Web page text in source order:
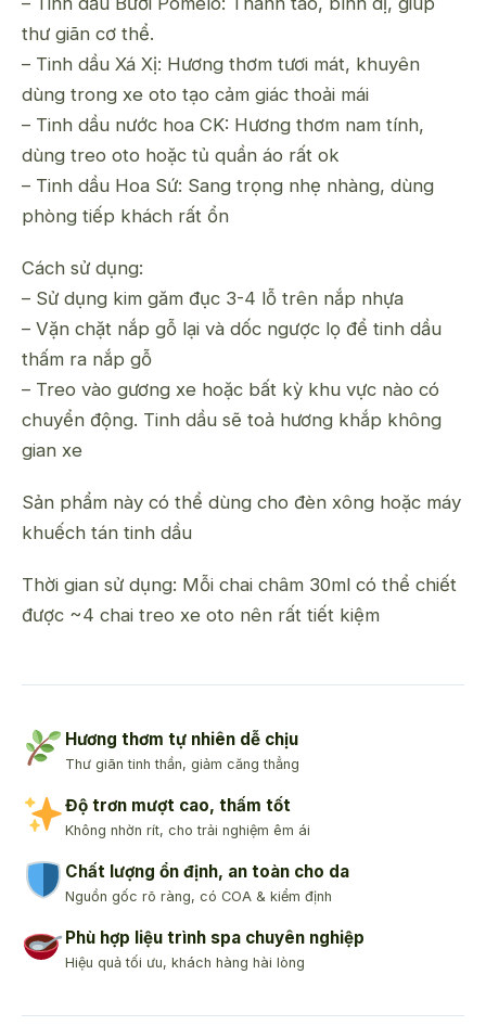
thư giãn cơ thể.
– Tinh dầu Xá Xị: Hương thơm tươi mát, khuyên
dùng trong xe oto tạo cảm giác thoải mái
– Tinh dầu nước hoa CK: Hương thơm nam tính,
dùng treo oto hoặc tủ quần áo rất ok
– Tinh dầu Hoa Sứ: Sang trọng nhẹ nhàng, dùng
phòng tiếp khách rất ổn
Cách sử dụng:
– Sử dụng kim găm đục 3-4 lỗ trên nắp nhựa
– Vặn chặt nắp gỗ lại và dốc ngược lọ để tinh dầu
thấm ra nắp gỗ
– Treo vào gương xe hoặc bất kỳ khu vực nào có
chuyển động. Tinh dầu sẽ toả hương khắp không
gian xe
Sản phẩm này có thể dùng cho đèn xông hoặc máy
khuếch tán tinh dầu
Thời gian sử dụng: Mỗi chai châm 30ml có thể chiết
được ~4 chai treo xe oto nên rất tiết kiệm
Hương thơm tự nhiên dễ chịu
Thư giãn tinh thần, giảm căng thẳng
Độ trơn mượt cao, thấm tốt
Không nhờn rít, cho trải nghiệm êm ái
Chất lượng ổn định, an toàn cho da
Nguồn gốc rõ ràng, có COA & kiểm định
Phù hợp liệu trình spa chuyên nghiệp
Hiệu quả tối ưu, khách hàng hài lòng